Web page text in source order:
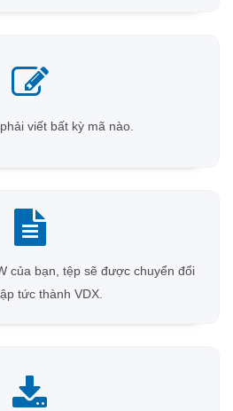
viết bất kỳ mã nào.
của bạn, tệp sẽ được chuyển đổi
tức thành VDX.